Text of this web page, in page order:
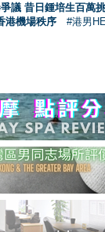
議 昔日鍾培生百萬
港機場秩序 #港男